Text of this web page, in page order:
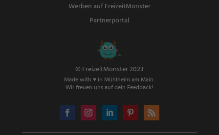
Werben auf FreizeitMonster
Partnerportal
© FreizeitMonster 2023
Made with ♥ in Mühlheim am Main.
Wir freuen uns auf dein Feedback!